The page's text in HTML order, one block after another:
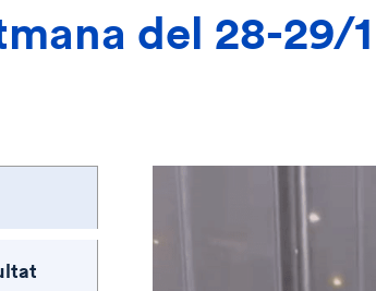
del 28-29/1